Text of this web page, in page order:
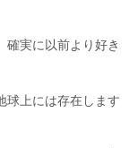
確実に以前より好き
球上には存在します